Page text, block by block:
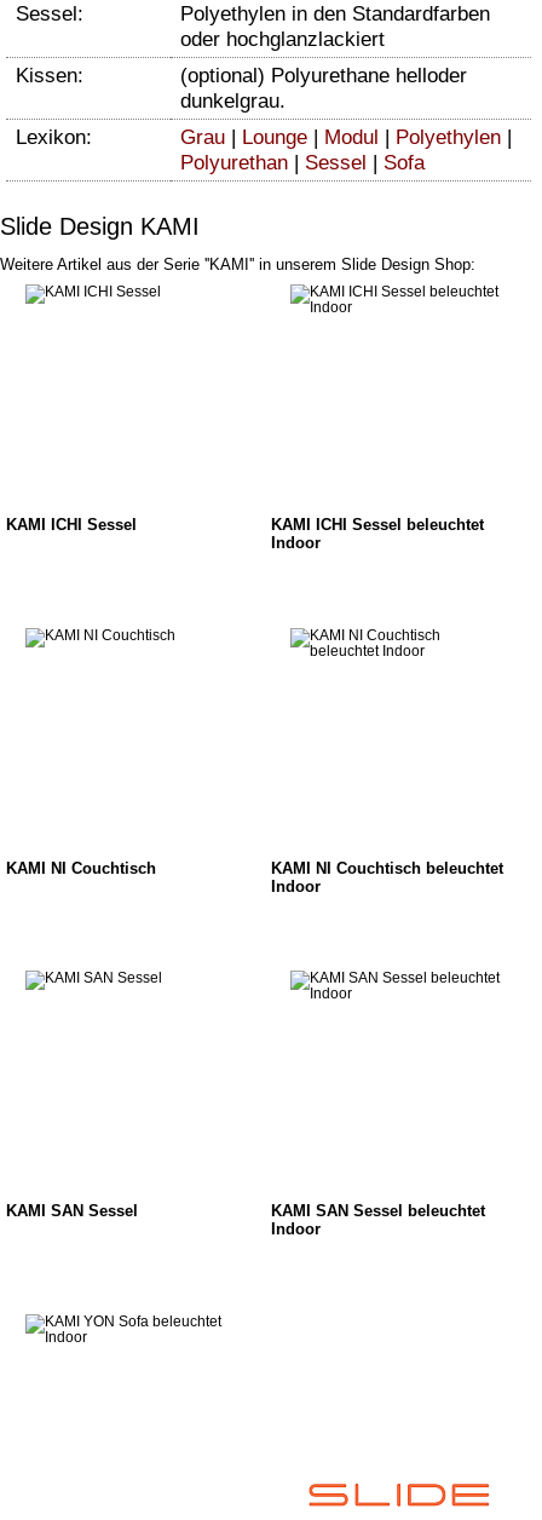
Sessel:
Polyethylen in den Standardfarben
oder hochglanzlackiert
Kissen:
(optional) Polyurethane helloder
dunkelgrau.
Lexikon:
Grau | Lounge | Modul | Polyethylen |
Polyurethan | Sessel | Sofa
Slide Design KAMI
Weitere Artikel aus der Serie ''KAMI'' in unserem Slide Design Shop:
KAMI ICHI Sessel
KAMI ICHI Sessel beleuchtet
Indoor
KAMI NI Couchtisch
KAMI NI Couchtisch beleuchtet
Indoor
KAMI SAN Sessel
KAMI SAN Sessel beleuchtet
Indoor